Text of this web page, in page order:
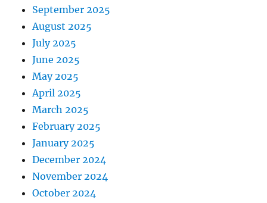
September 2025
August 2025
July 2025
June 2025
May 2025
April 2025
March 2025
February 2025
January 2025
December 2024
November 2024
October 2024